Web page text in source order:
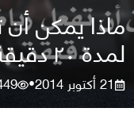
ماذا يمكن
لمدة ٢٠ دقيقة بدماغك؟
21 أكتوبر 2014 •